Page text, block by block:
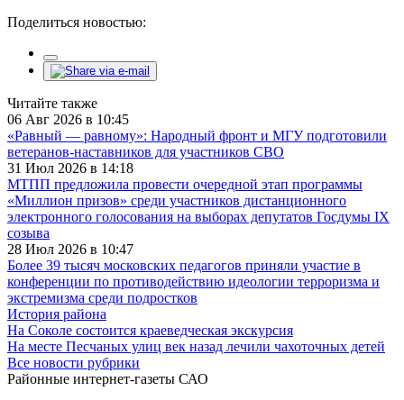
Поделиться новостью:
Читайте также
06 Авг 2026 в 10:45
«Равный — равному»: Народный фронт и МГУ подготовили
ветеранов-наставников для участников СВО
31 Июл 2026 в 14:18
МТПП предложила провести очередной этап программы
«Миллион призов» среди участников дистанционного
электронного голосования на выборах депутатов Госдумы IX
созыва
28 Июл 2026 в 10:47
Более 39 тысяч московских педагогов приняли участие в
конференции по противодействию идеологии терроризма и
экстремизма среди подростков
История района
На Соколе состоится краеведческая экскурсия
На месте Песчаных улиц век назад лечили чахоточных детей
Все новости рубрики
Районные интернет-газеты САО